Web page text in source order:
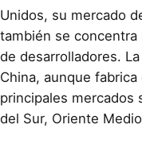
Unidos, su mercado
también se
de desarrolladores.
China, aunque
principales mercados
del Sur, Oriente